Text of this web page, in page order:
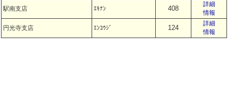
駅南支店 ｴｷﾅﾝ 408
詳細
情報
円光寺支店 ｴﾝｺｳｼﾞ 124
詳細
情報